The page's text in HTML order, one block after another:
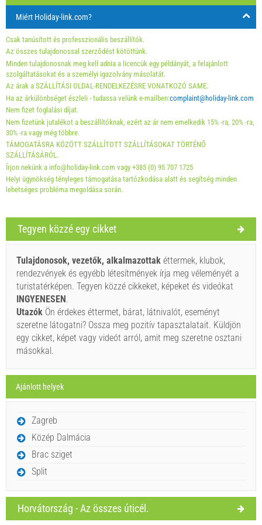
A kijelzőn lévő egység ára csak meghatározott számú
személyek számára.
Ajánlatok:
Holiday-Link fizet: 2025. okt. 4. - 2026. dec. 31. / - 10 %
Feltétlenül szükséges:Vendégregisztráció (01.07. - 31.08):
10 EUR (once - által _person), Vendégregisztráció (01.01 -
30.06. / 01.09. - 31.12.): 5 EUR (once - által _person)
Szállító feltételei
Ha nem szeretné lefoglalni azonnal további kérdése van,
kérjük, töltse ki őket, majd kattintson a „Érdeklődés
küldése”.
Érdeklődés küldése.
Miért Holiday-link.com?
Csak tanúsított és professzionális beszállítók.
Az összes tulajdonossal szerződést kötöttünk.
Minden tulajdonosnak meg kell adnia a licencük egy példányát, a felajánlott
szolgáltatásokat és a személyi igazolvány másolatát.
Az árak a SZÁLLÍTÁSI OLDAL-RENDELKEZÉSRE VONATKOZÓ SAME.
Ha az árkülönbséget észleli - tudassa velünk e-mailben:complaint@holiday-link.com
Nem fizet foglalási díjat.
Nem fizetünk jutalékot a beszállítóknak, ezért az ár nem emelkedik 15% -ra, 20% -ra,
30% -ra vagy még többre.
TÁMOGATÁSRA KÖZÖTT SZÁLLÍTOTT SZÁLLÍTÁSOKAT TÖRTÉNŐ
SZÁLLÍTÁSÁRÓL.
Írjon nekünk a info@holiday-link.com vagy +385 (0) 95 707 1725
Helyi ügynökség tényleges támogatása tartózkodása alatt és segítség minden
lehetséges probléma megoldása során.
Tegyen közzé egy cikket
Tulajdonosok, vezetők, alkalmazottak éttermek, klubok,
rendezvények és egyébb létesítmények írja meg véleményét a
turistatérképen. Tegyen közzé cikkeket, képeket és videókat
INGYENESEN.
Utazók Ön érdekes éttermet, bárat, látnivalót, eseményt
szeretne látogatni? Ossza meg pozitív tapasztalatait. Küldjön
egy cikket, képet vagy videót arról, amit meg szeretne osztani
másokkal.
Ajánlott helyek
Zagreb
Közép Dalmácia
Brac sziget
Split
Horvátország - Az összes úticél.